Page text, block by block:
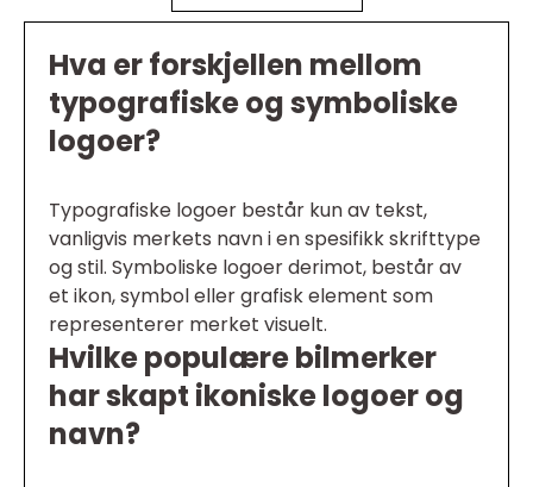
Hva er forskjellen mellom
typografiske og symboliske
logoer?
Typografiske logoer består kun av tekst,
vanligvis merkets navn i en spesifikk skrifttype
og stil. Symboliske logoer derimot, består av
et ikon, symbol eller grafisk element som
representerer merket visuelt.
Hvilke populære bilmerker
har skapt ikoniske logoer og
navn?